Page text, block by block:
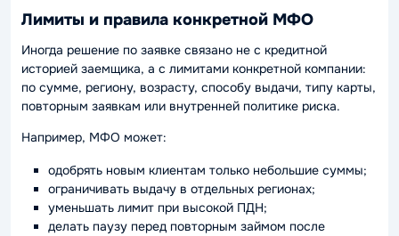
Лимиты и правила конкретной МФО
Иногда решение по заявке связано не с кредитной
историей заемщика, а с лимитами конкретной компании:
по сумме, региону, возрасту, способу выдачи, типу карты,
повторным заявкам или внутренней политике риска.
Например, МФО может:
одобрять новым клиентам только небольшие суммы;
ограничивать выдачу в отдельных регионах;
уменьшать лимит при высокой ПДН;
делать паузу перед повторным займом после